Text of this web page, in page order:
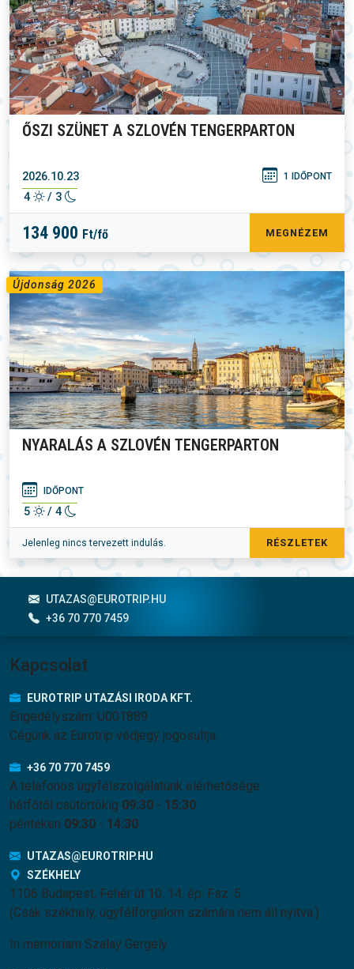
ŐSZI SZÜNET A SZLOVÉN TENGERPARTON
2026.10.23 1 IDŐPONT
4 / 3
134 900 Ft/fő MEGNÉZEM
Újdonság 2026
NYARALÁS A SZLOVÉN TENGERPARTON
IDŐPONT
5 / 4
Jelenleg nincs tervezett indulás. RÉSZLETEK
UTAZAS@EUROTRIP.HU
+36 70 770 7459
Kapcsolat
EUROTRIP UTAZÁSI IRODA KFT.
Engedélyszám: U001889
Cégünk az Eurotrip védjegy jogosultja.
+36 70 770 7459
A telefonos ügyfélszolgálatunk elérhetősége:
hétfőtől csütörtökig 09:30 - 15:30
pénteken 09:30 - 14:30
UTAZAS@EUROTRIP.HU
SZÉKHELY
1106 Budapest, Fehér út 10. 14. ép. Fsz. 5.
(Csak székhely, ügyfélforgalom számára nem áll nyitva.)
In memoriam Szalay Gergely